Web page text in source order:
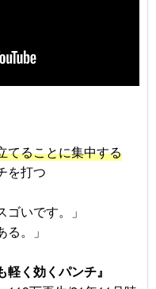
てることに集中する
を打つ
ゴいです。」
。」
軽く効くパンチ』